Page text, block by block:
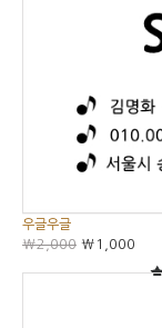
우글우글
₩2,000 ₩1,000